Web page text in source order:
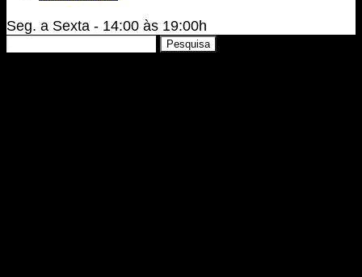
Seg. a Sexta - 14:00 às 19:00h
Pesquisa